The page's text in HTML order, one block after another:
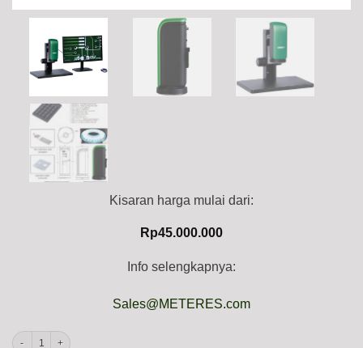
Kisaran harga mulai dari:
Rp45.000.000
Info selengkapnya:
Sales@METERES.com
INSIZE 5319-AF290 Autofocus Digital Microscope Measurement (2Mpx, HDMI,